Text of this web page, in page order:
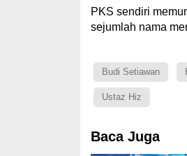
PKS sendiri
sejumlah nama
Budi Setiawan
Ustaz Hiz
Baca Juga